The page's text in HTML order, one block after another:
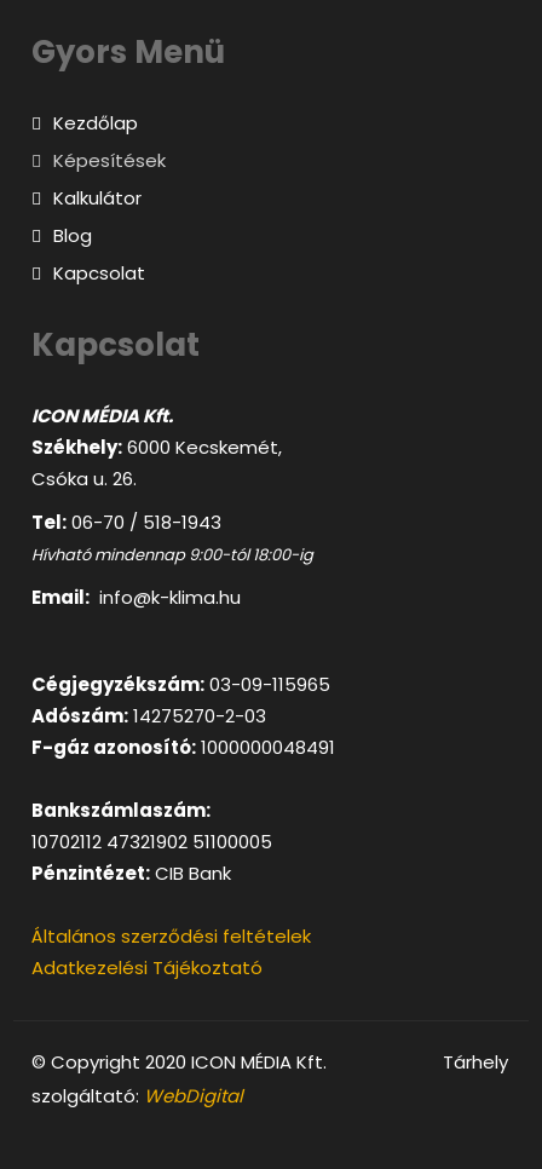
Gyors Menü
Kezdőlap
Képesítések
Kalkulátor
Blog
Kapcsolat
Kapcsolat
ICON MÉDIA Kft.
Székhely:6000 Kecskemét,
Csóka u. 26.
Tel:06-70 / 518-1943
Hívható mindennap 9:00-tól 18:00-ig
Email: info@k-klima.hu
Cégjegyzékszám:03-09-115965
Adószám:14275270-2-03
F-gáz azonosító:1000000048491
Bankszámlaszám:
10702112 47321902 51100005
Pénzintézet:CIB Bank
Általános szerződési feltételek
Adatkezelési Tájékoztató
© Copyright 2020 ICON MÉDIA Kft. Tárhely
szolgáltató: WebDigital